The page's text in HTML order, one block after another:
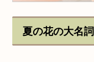
夏の花の大名